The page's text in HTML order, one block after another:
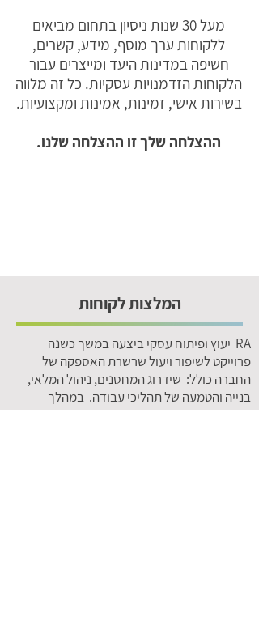
מעל 30 שנות ניסיון בתחום מביאים
ללקוחות ערך מוסף, מידע, קשרים,
חשיפה במדינות היעד ומייצרים עבור
הלקוחות הזדמנויות עסקיות. כל זה מלווה
בשירות אישי, זמינות, אמינות ומקצועיות.
ההצלחה שלך זו ההצלחה שלנו.
המלצות לקוחות
RA יעוץ ופיתוח עסקי ביצעה במשך כשנה
פרוייקט לשיפור ויעול שרשרת האספקה של
החברה כולל: שידרוג המחסנים, ניהול המלאי,
בנייה והטמעה של תהליכי עבודה. במהלך
הפרוייקט הוכיחה יצירתיות ונסיון רב ששיפרו